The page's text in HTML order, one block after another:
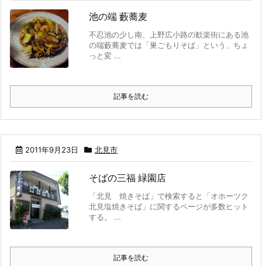
池の端 藪蕎麦
不忍池の少し南、上野広小路の歓楽街にある池
の端藪蕎麦では「巣ごもりそば」という、ちょ
っと変 ...
記事を読む
2011年9月23日 北見市
そばの三福 緑園店
「北見 焼きそば」で検索すると「オホーツク
北見塩焼きそば」に関するページが多数ヒット
する。 ...
記事を読む